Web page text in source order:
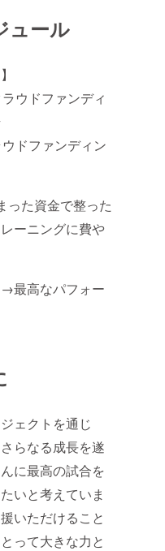
ュール
ウドファンディ
ドファンディン
った資金で整った
ーニングに費や
最高なパフォー
ェクトを通じ
らなる成長を遂
に最高の試合を
いと考えていま
いただけること
って大きな力と